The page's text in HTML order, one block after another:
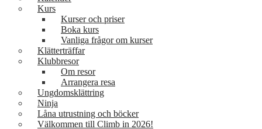
Kurs
Kurser och priser
Boka kurs
Vanliga frågor om kurser
Klätterträffar
Klubbresor
Om resor
Arrangera resa
Ungdomsklättring
Ninja
Låna utrustning och böcker
Välkommen till Climb in 2026!